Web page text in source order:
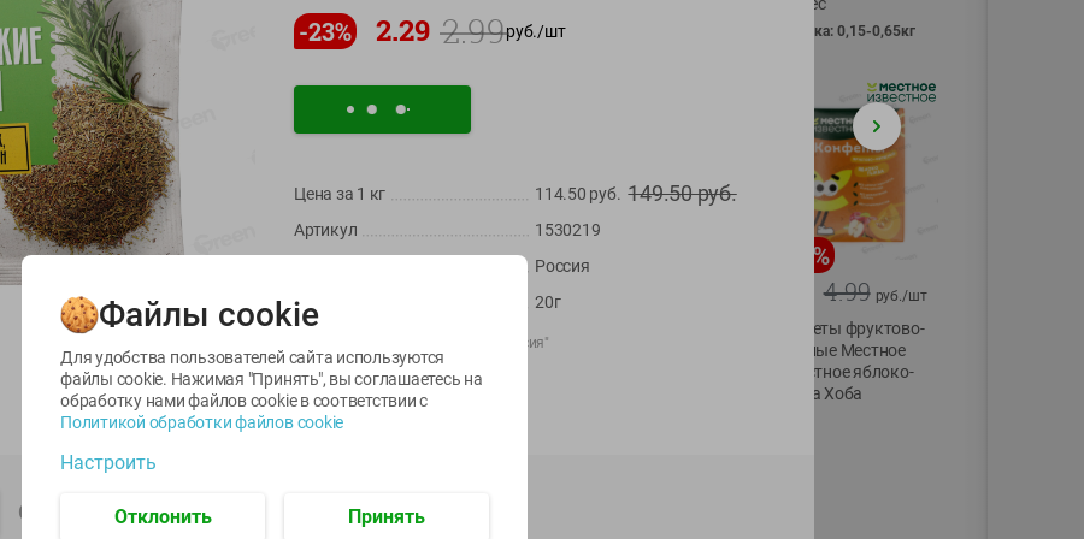
фасовка: 0,15-0,65кг
руб./шт
-22%
Икра
трески
тихоокеанской
деликатесная
Лунское море 120г
ж/б ключ
120г
-17%
ГХИ Местное
Известное 99%
200г
-13
%
4.99 руб./шт
Конфеты фруктово-
ягодные Местное
известное яблоко-
тыква Хоба
-23% 2.29 2.99руб./шт
Цена за 1 кг 114.50 руб. 149.50руб.
Артикул
1530219
Россия
Масса / Объем
20г
ООО "Нестле Россия"
Импортер:ИООО «Алиди-Вест»
Штрихкод:4600680026879
Описание товара
Файлы cookie
Для удобства пользователей сайта используются
файлы cookie. Нажимая "Принять", вы соглашаетесь на
обработку нами файлов cookie в соответствии с
Политикой обработки файлов cookie
Настроить
Отклонить Принять